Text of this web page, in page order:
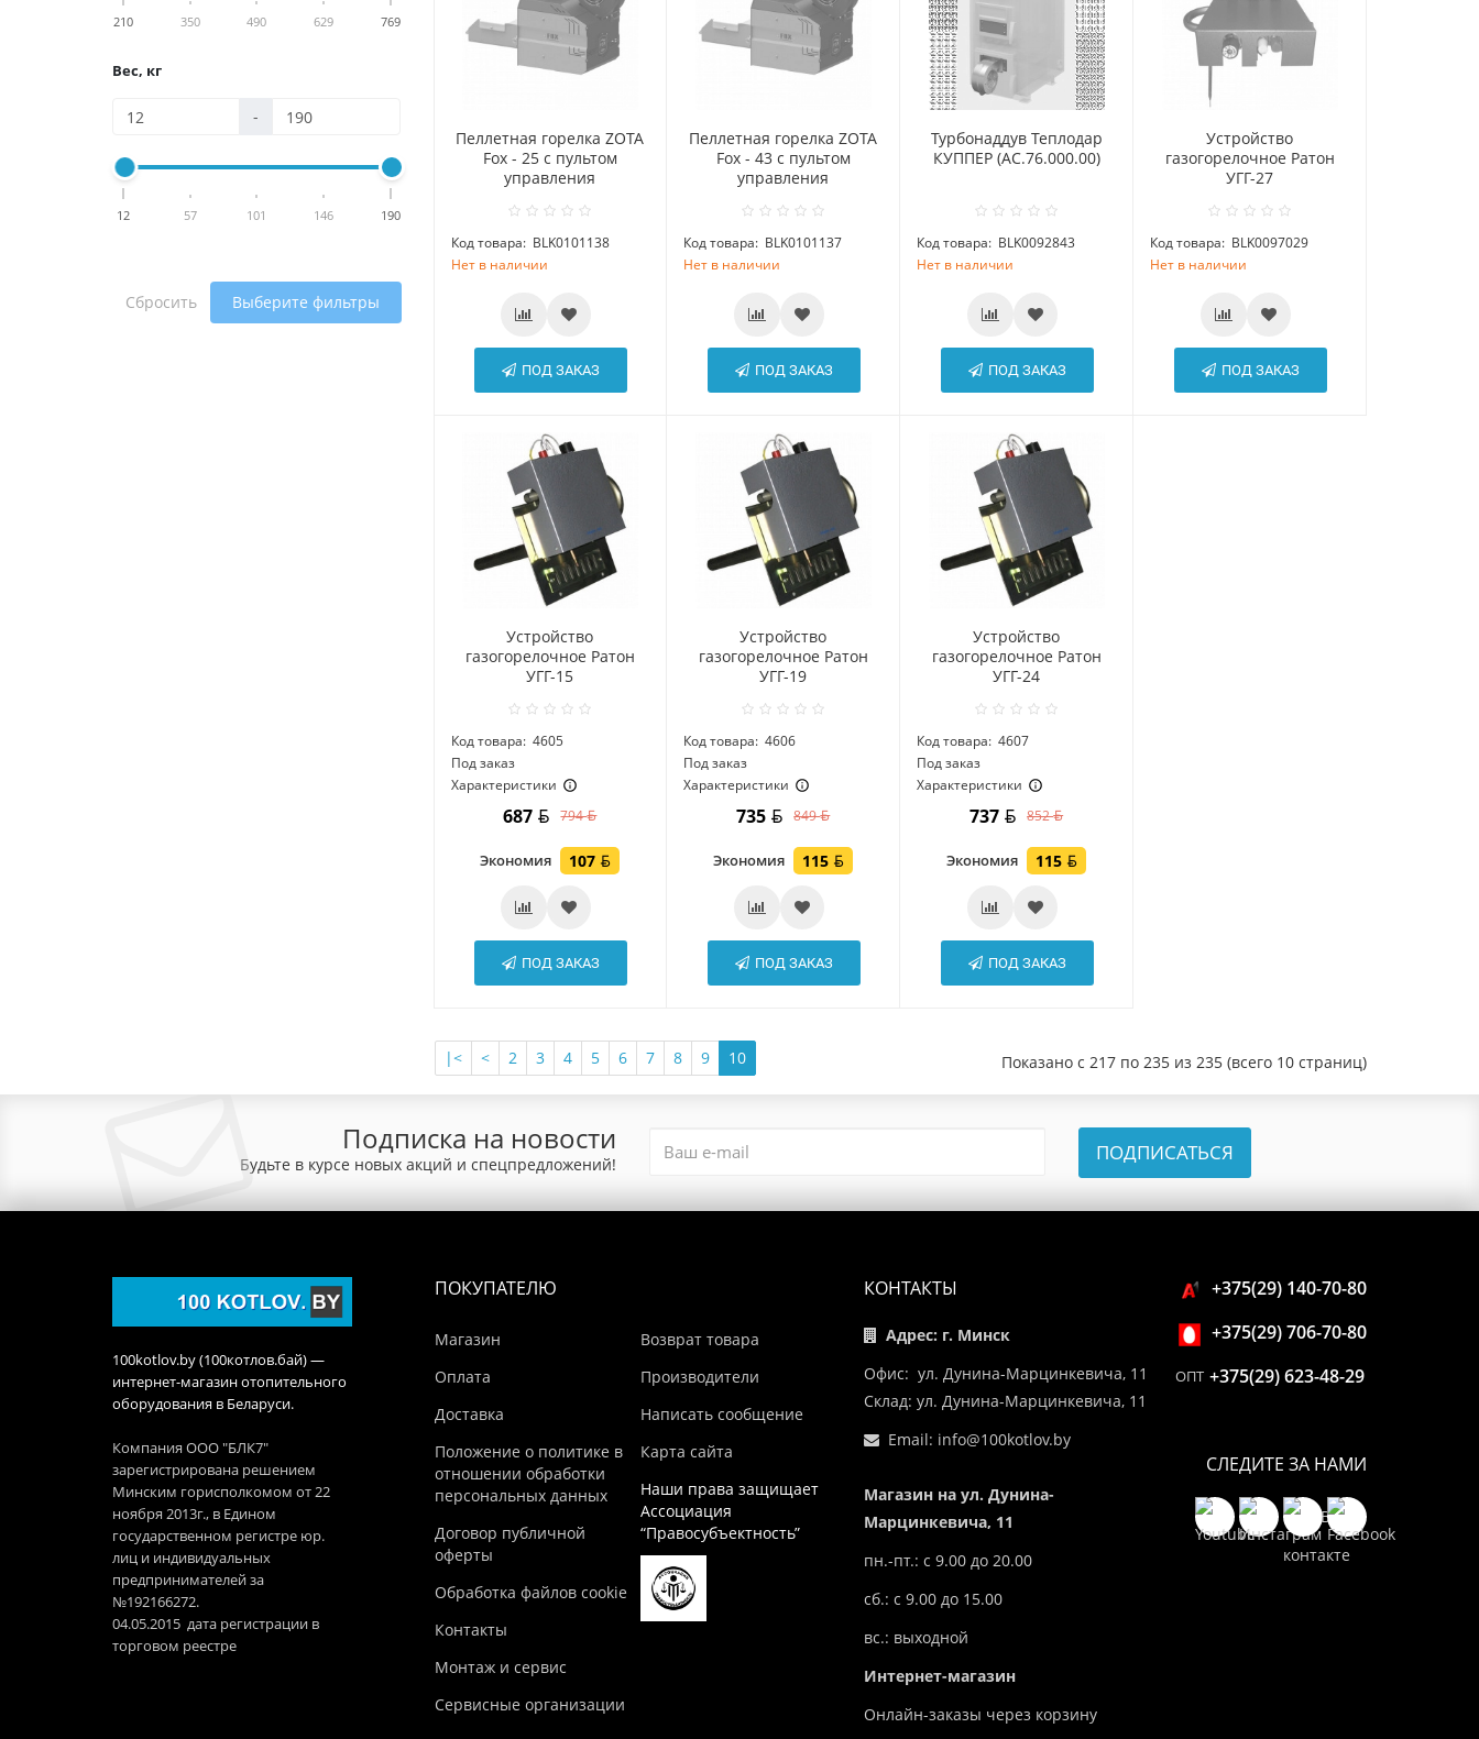
210 350 490 629 769
Вес, кг
-
12 57 101 146 190
Сбросить Выберите фильтры
Пеллетная горелка ZOTA
Fox - 25 с пультом
управления
Код товара: BLK0101138
Нет в наличии
ПОД ЗАКАЗ
Пеллетная горелка ZOTA
Fox - 43 с пультом
управления
Код товара: BLK0101137
Нет в наличии
ПОД ЗАКАЗ
Турбонаддув Теплодар
КУППЕР (АС.76.000.00)
Код товара: BLK0092843
Нет в наличии
ПОД ЗАКАЗ
Устройство
газогорелочное Ратон
УГГ-27
Код товара: BLK0097029
Нет в наличии
ПОД ЗАКАЗ
Устройство
газогорелочное Ратон
УГГ-15
Код товара: 4605
Под заказ
Характеристики
687 794
Экономия 107
ПОД ЗАКАЗ
Устройство
газогорелочное Ратон
УГГ-19
Код товара: 4606
Под заказ
Характеристики
735 849
Экономия 115
ПОД ЗАКАЗ
Устройство
газогорелочное Ратон
УГГ-24
Код товара: 4607
Под заказ
Характеристики
737 852
Экономия 115
ПОД ЗАКАЗ
|< < 2 3 4 5 6 7 8 9 10 Показано с 217 по 235 из 235 (всего 10 страниц)
Подписка на новости
Будьте в курсе новых акций и спецпредложений! ПОДПИСАТЬСЯ
100kotlov.by (100котлов.бай) —
интернет-магазин отопительного
оборудования в Беларуси.
Компания ООО "БЛК7"
зарегистрирована решением
Минским горисполкомом от 22
ноября 2013г., в Едином
государственном регистре юр.
лиц и индивидуальных
предпринимателей за
№192166272.
04.05.2015 дата регистрации в
торговом реестре
ПОКУПАТЕЛЮ
Магазин
Оплата
Доставка
Положение о политике в
отношении обработки
персональных данных
Договор публичной
оферты
Обработка файлов cookie
Контакты
Монтаж и сервис
Сервисные организации
Возврат товара
Производители
Написать сообщение
Карта сайта
Наши права защищает
Ассоциация
“Правосубъектность”
КОНТАКТЫ
Адрес: г. Минск
Офис: ул. Дунина-Марцинкевича, 11
Склад: ул. Дунина-Марцинкевича, 11
Email: info@100kotlov.by
Магазин на ул. Дунина-
Марцинкевича, 11
пн.-пт.: с 9.00 до 20.00
сб.: с 9.00 до 15.00
вс.: выходной
Интернет-магазин
Онлайн-заказы через корзину
+375(29) 140-70-80
+375(29) 706-70-80
ОПТ +375(29) 623-48-29
СЛЕДИТЕ ЗА НАМИ